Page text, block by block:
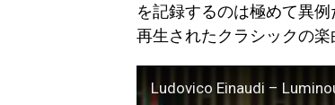
を記録するのは極めて異
再生されたクラシックの楽
Ludovico Einaudi –